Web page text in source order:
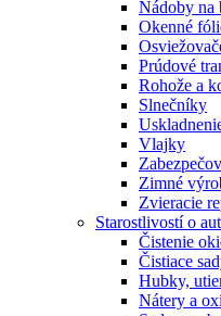
Nádoby na
Okenné
Prúdové
Rohože a
Slnečníky
Vlajky
Zimné
Zvieracie
Starostlivostí o
Čistenie
Čistiace
Hubky,
Nátery a